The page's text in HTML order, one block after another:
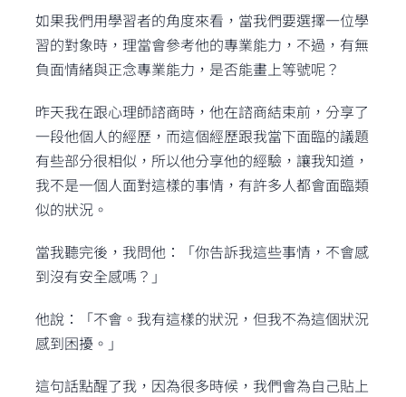
如果我們用學習者的角度來看，當我們要選擇一位學
習的對象時，理當會參考他的專業能力，不過，有無
負面情緒與正念專業能力，是否能畫上等號呢？
昨天我在跟心理師諮商時，他在諮商結束前，分享了
一段他個人的經歷，而這個經歷跟我當下面臨的議題
有些部分很相似，所以他分享他的經驗，讓我知道，
我不是一個人面對這樣的事情，有許多人都會面臨類
似的狀況。
當我聽完後，我問他：「你告訴我這些事情，不會感
到沒有安全感嗎？」
他說：「不會。我有這樣的狀況，但我不為這個狀況
感到困擾。」
這句話點醒了我，因為很多時候，我們會為自己貼上